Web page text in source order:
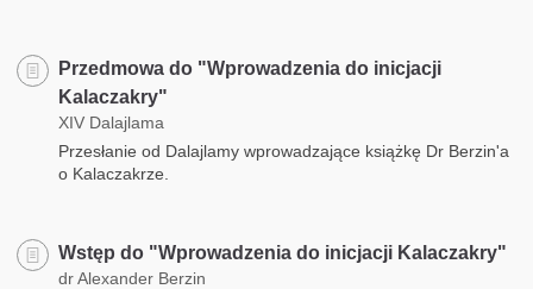
Przedmowa do "Wprowadzenia do inicjacji
Kalaczakry"
XIV Dalajlama
Przesłanie od Dalajlamy wprowadzające książkę Dr Berzin'a
o Kalaczakrze.
Wstęp do "Wprowadzenia do inicjacji Kalaczakry"
dr Alexander Berzin